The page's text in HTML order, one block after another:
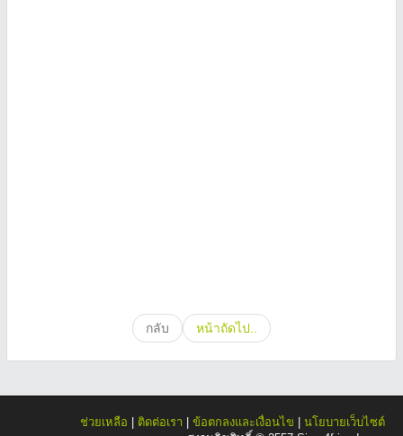
กลับ หน้าถัดไป..
ช่วยเหลือ ติดต่อเรา ข้อตกลงและเงื่อนไข
นโยบายเว็บไซต์